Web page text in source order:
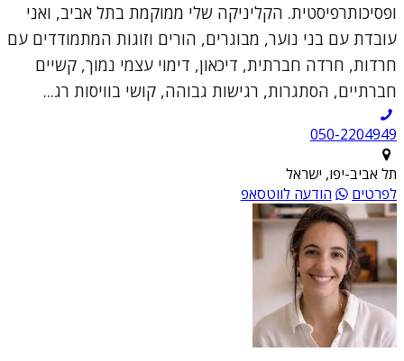
ופסיכותרפיסטית. הקליניקה שלי ממוקמת בתל אביב, ואני
עובדת עם בני נוער, מבוגרים, הורים וזוגות המתמודדים עם
חרדות, חרדה חברתית, דיכאון, דימוי עצמי נמוך, קשיים
חברתיים, הסתגרות, רגישות גבוהה, קושי בוויסות רג...
050-2204949
תל אביב-יפו, ישראל
לפרטים
הודעה לווטסאפ